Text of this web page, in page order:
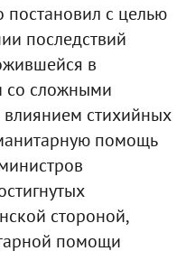
с целью
последствий
в
со сложными
стихийных
помощь
стороной,
помощи